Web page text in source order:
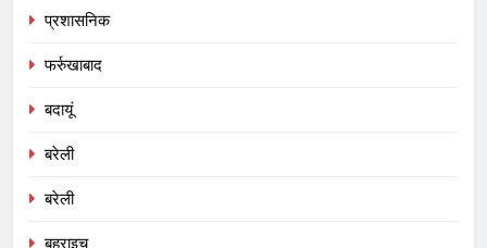
प्रशासनिक
फर्रुखाबाद
बदायूं
बरेली
बरेली
बहराइच